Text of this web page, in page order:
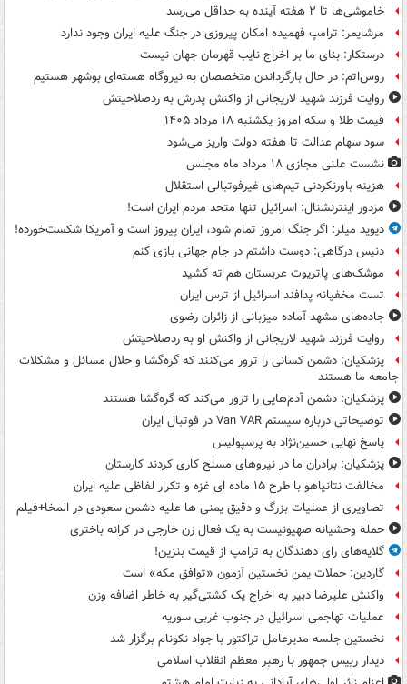
خاموشی‌ها تا ۲ هفته آینده به حداقل می‌رسد
مرشایمر: ترامپ فهمیده امکان پیروزی در جنگ علیه ایران وجود ندارد
درستکار: بنای ما بر اخراج نایب قهرمان جهان نیست
روس‌اتم: در حال بازگرداندن متخصصان به نیروگاه هسته‌ای بوشهر هستیم
روایت فرزند شهید لاریجانی از واکنش پدرش به ردصلاحیتش
قیمت طلا و سکه امروز یکشنبه ۱۸ مرداد ۱۴۰۵
سود سهام عدالت تا هفته دولت واریز می‌شود
نشست علنی مجازی ۱۸ مرداد ماه مجلس
هزینه باورنکردنی تیم‌های غیرفوتبالی استقلال
مزدور اینترنشنال: اسرائیل تنها متحد مردم ایران است!
دیوید میلر: اگر جنگ امروز تمام شود، ایران پیروز است و آمریکا شکست‌خورده!
دنیس درگاهی: دوست داشتم در جام جهانی بازی کنم
موشک‌های پاتریوت عربستان هم ته‌ کشید
تست مخفیانه پدافند اسرائیل از ترس ایران
جاده‌های مشهد آماده میزبانی از زائران رضوی
روایت فرزند شهید لاریجانی از واکنش او به ردصلاحیتش
پزشکیان: دشمن کسانی را ترور می‌کنند که گره‌گشا و حلال مسائل و مشکلات
جامعه ما هستند
پزشکیان: دشمن آدم‌هایی را ترور می‌کند که گره‌گشا هستند
توضیحاتی درباره سیستم Van VAR در فوتبال ایران
پاسخ نهایی حسین‌نژاد به پرسپولیس
پزشکیان: برادران ما در نیروهای مسلح کاری کردند کارستان
مخالفت نتانیاهو با طرح ۱۵ ماده ای غزه و تکرار لفاظی علیه ایران
تصاویری از عملیات بزرگ و دقیق یمنی ها علیه دشمن سعودی در المخا+فیلم
حمله وحشیانه صهیونیست به یک فعال زن خارجی در کرانه باختری
گلایه‌های رای دهندگان به ترامپ از قیمت بنزین!
گاردین: حملات یمن نخستین آزمون «توافق مکه» است
واکنش علیرضا دبیر به اخراج یک کشتی‌گیر به خاطر اضافه وزن
عملیات تهاجمی اسرائیل در جنوب غربی سوریه
نخستین جلسه مدیرعامل تراکتور با جواد نکونام برگزار شد
دیدار رییس جمهور با رهبر معظم انقلاب اسلامی